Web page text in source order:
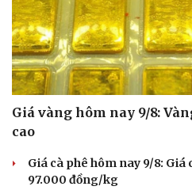
Giá vàng hôm nay 9/8:
cao
Giá cà phê hôm nay 9/8:
97.000 đồng/kg